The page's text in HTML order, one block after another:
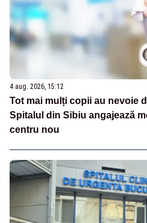
4 aug. 2026, 15:12
Tot mai mulți copii au nevoie
Spitalul din Sibiu angajează
centru nou